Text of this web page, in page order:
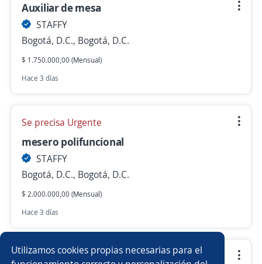
Utilizamos cookies propias necesarias para el
Auxiliar de mesa
STAFFY
Bogotá, D.C., Bogotá, D.C.
$ 1.750.000,00 (Mensual)
Hace 3 días
Se precisa Urgente
mesero polifuncional
STAFFY
Bogotá, D.C., Bogotá, D.C.
$ 2.000.000,00 (Mensual)
Hace 3 días
Se precisa Urgente